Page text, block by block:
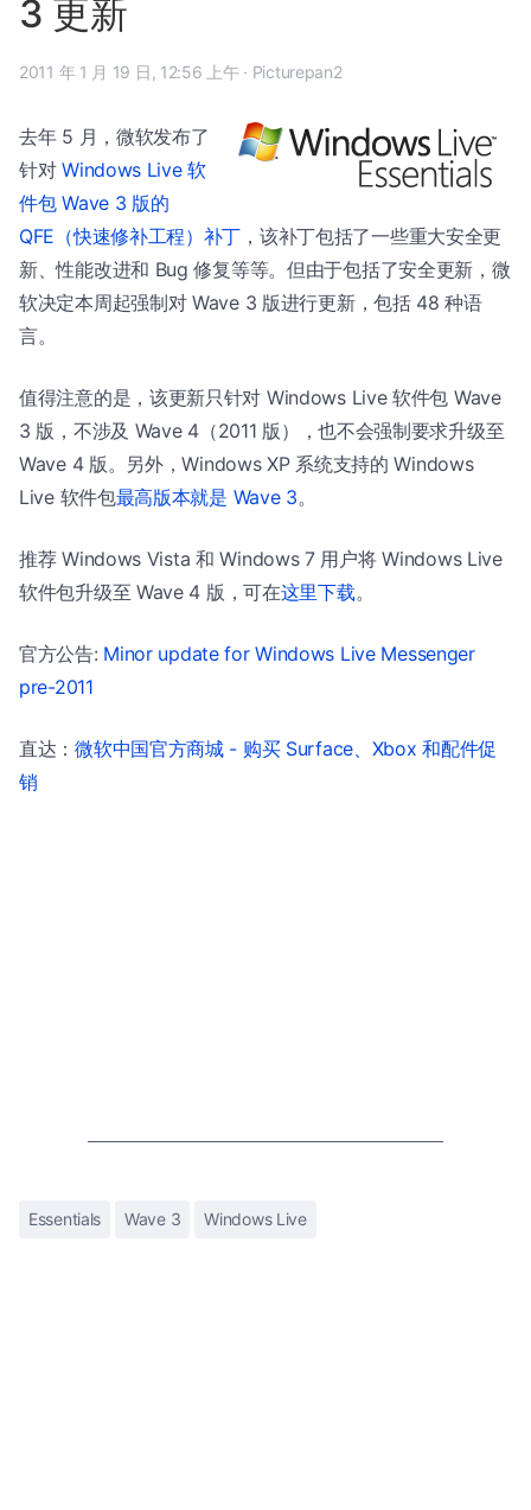
3 更新
2011 年 1 月 19 日, 12:56 上午 · Picturepan2
去年 5 月，微软发布了
针对Windows Live 软
件包 Wave 3 版的
QFE（快速修补工程）补丁 ，该补丁包括了一些重大安全更
新、性能改进和 Bug 修复等等。但由于包括了安全更新，微
软决定本周起强制对 Wave 3 版进行更新，包括 48 种语
言。
值得注意的是，该更新只针对 Windows Live 软件包 Wave
3 版，不涉及 Wave 4（2011 版），也不会强制要求升级至
Wave 4 版。另外，Windows XP 系统支持的 Windows
Live 软件包最高版本就是 Wave 3。
推荐 Windows Vista 和 Windows 7 用户将 Windows Live
软件包升级至 Wave 4 版，可在这里下载。
官方公告: Minor update for Windows Live Messenger
pre-2011
直达：微软中国官方商城 - 购买 Surface、Xbox 和配件促
销
Essentials Wave 3 Windows Live